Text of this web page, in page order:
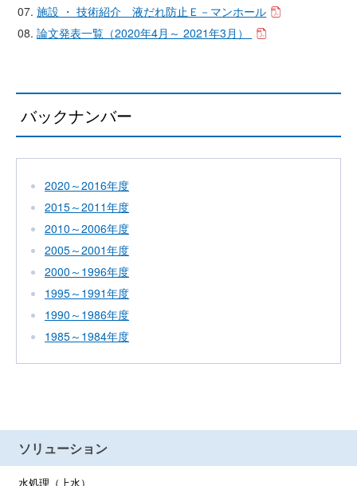
施設 ・ 技術紹介 液だれ防止Ｅ－マンホール
論文発表一覧（2020年4月～ 2021年3月）
バックナンバー
2020～2016年度
2015～2011年度
2010～2006年度
2005～2001年度
2000～1996年度
1995～1991年度
1990～1986年度
1985～1984年度
ソリューション
水処理（上水）